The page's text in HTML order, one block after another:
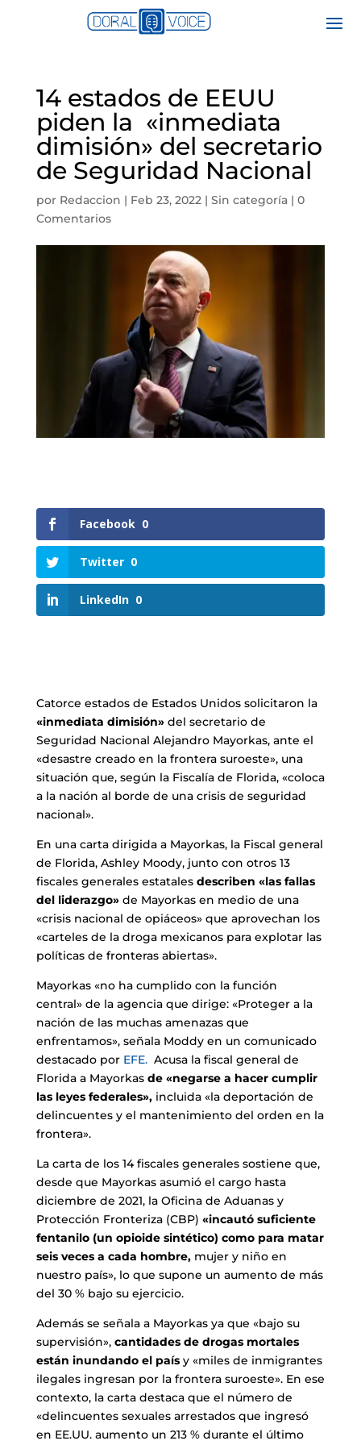
14 estados de EEUU
piden la «inmediata
dimisión» del secretario
de Seguridad Nacional
por Redaccion | Feb 23, 2022| Sin categoría| 0
Comentarios
Facebook 0
Twitter 0
LinkedIn 0
Catorce estados de Estados Unidos solicitaron la
«inmediata dimisión»del secretario de
Seguridad Nacional Alejandro Mayorkas, ante el
«desastre creado en la frontera suroeste», una
situación que, según la Fiscalía de Florida, «coloca
a la nación al borde de una crisis de seguridad
nacional».
En una carta dirigida a Mayorkas, la Fiscal general
de Florida, Ashley Moody, junto con otros 13
fiscales generales estatalesdescriben «las fallas
del liderazgo»de Mayorkas en medio de una
«crisis nacional de opiáceos» que aprovechan los
«carteles de la droga mexicanos para explotar las
políticas de fronteras abiertas».
Mayorkas «no ha cumplido con la función
central» de la agencia que dirige: «Proteger a la
nación de las muchas amenazas que
enfrentamos», señala Moddy en un comunicado
destacado por EFE. Acusa la fiscal general de
Florida a Mayorkas de «negarse a hacer cumplir
las leyes federales»,incluida «la deportación de
delincuentes y el mantenimiento del orden en la
frontera».
La carta de los 14 fiscales generales sostiene que,
desde que Mayorkas asumió el cargo hasta
diciembre de 2021, la Oficina de Aduanas y
Protección Fronteriza (CBP) «incautó suficiente
fentanilo (un opioide sintético) como para matar
seis veces a cada hombre,mujer y niño en
nuestro país», lo que supone un aumento de más
del 30 % bajo su ejercicio.
Además se señala a Mayorkas ya que «bajo su
supervisión», cantidades de drogas mortales
están inundando el paísy «miles de inmigrantes
ilegales ingresan por la frontera suroeste». En ese
contexto, la carta destaca que el número de
«delincuentes sexuales arrestados que ingresó
en EE.UU. aumento un 213 % durante el último